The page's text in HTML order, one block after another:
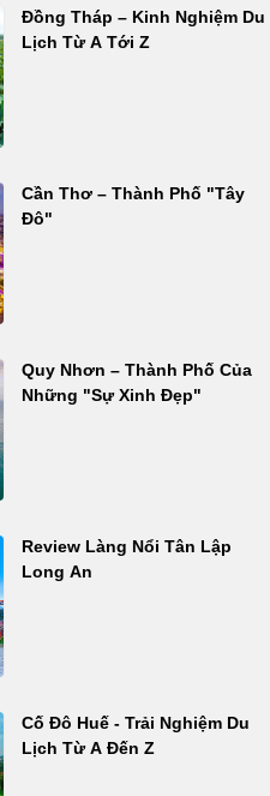
Đồng Tháp – Kinh Nghiệm Du
Lịch Từ A Tới Z
Cần Thơ – Thành Phố "Tây
Đô"
Quy Nhơn – Thành Phố Của
Những "Sự Xinh Đẹp"
Review Làng Nổi Tân Lập
Long An
Cố Đô Huế - Trải Nghiệm Du
Lịch Từ A Đến Z